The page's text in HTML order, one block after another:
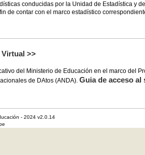
conducidas por la Unidad de Estadística y
de contar con el marco estadístico
Virtual >>
del Ministerio de Educación en el marco del
de DAtos (ANDA). Guia de acceso al
- 2024 v2.0.14